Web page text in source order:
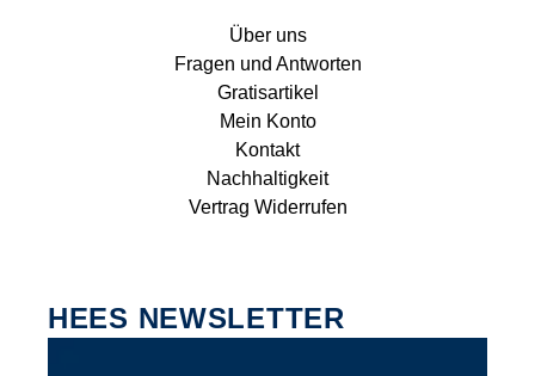
Über uns
Fragen und Antworten
Gratisartikel
Mein Konto
Kontakt
Nachhaltigkeit
Vertrag Widerrufen
HEES NEWSLETTER